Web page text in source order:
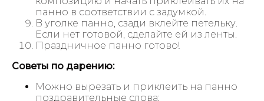
панно в соответствии с задумкой.
В уголке панно, сзади вклейте петельку.
Если нет готовой, сделайте ей из ленты.
Праздничное панно готово!
Советы по дарению:
Можно вырезать и приклеить на панно
поздравительные слова;